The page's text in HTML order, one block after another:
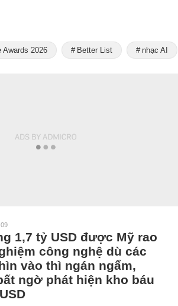
Awards 2026 Better List nhạc AI
1,7 tỷ USD được Mỹ rao
công nghệ dù các
vào thì ngán ngẩm,
ngờ phát hiện kho báu